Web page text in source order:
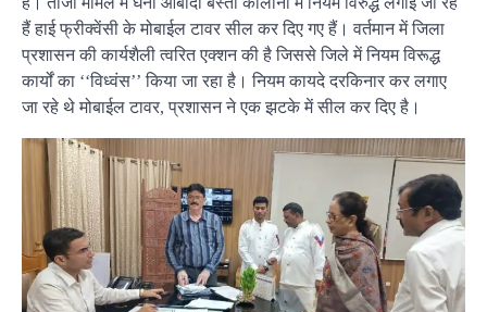
हैं हाई फ्रीक्वेंसी के मोबाईल टावर सील कर दिए गए हैं। वर्तमान में जिला
प्रशासन की कार्यशैली त्वरित एक्शन की है जिससे जिले में नियम विरूद्ध
कार्यों का ‘‘विध्वंस’’ किया जा रहा है। नियम कायदे दरकिनार कर लगाए
जा रहे थे मोबाईल टावर, प्रशासन ने एक झटके में सील कर दिए है।